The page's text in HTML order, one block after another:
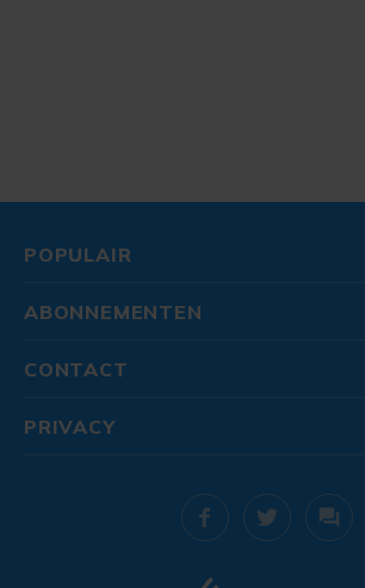
POPULAIR
ABONNEMENTEN
CONTACT
PRIVACY